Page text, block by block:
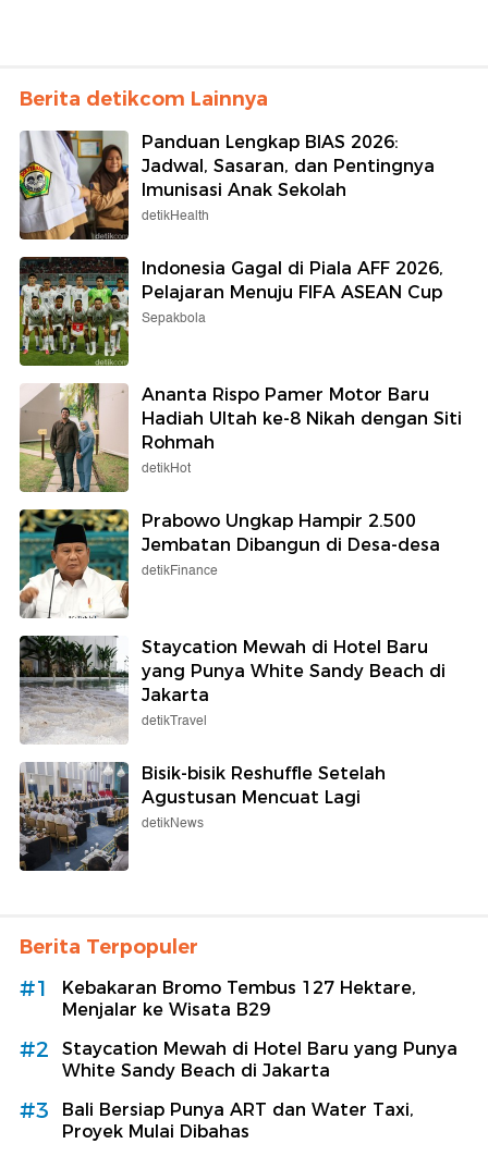
Berita detikcom Lainnya
Panduan Lengkap BIAS 2026:
Jadwal, Sasaran, dan Pentingnya
Imunisasi Anak Sekolah
detikHealth
Indonesia Gagal di Piala AFF 2026,
Pelajaran Menuju FIFA ASEAN Cup
Sepakbola
Ananta Rispo Pamer Motor Baru
Hadiah Ultah ke-8 Nikah dengan Siti
Rohmah
detikHot
Prabowo Ungkap Hampir 2.500
Jembatan Dibangun di Desa-desa
detikFinance
Staycation Mewah di Hotel Baru
yang Punya White Sandy Beach di
Jakarta
detikTravel
Bisik-bisik Reshuffle Setelah
Agustusan Mencuat Lagi
detikNews
Berita Terpopuler
#1
Kebakaran Bromo Tembus 127 Hektare,
Menjalar ke Wisata B29
#2
Staycation Mewah di Hotel Baru yang Punya
White Sandy Beach di Jakarta
#3
Bali Bersiap Punya ART dan Water Taxi,
Proyek Mulai Dibahas